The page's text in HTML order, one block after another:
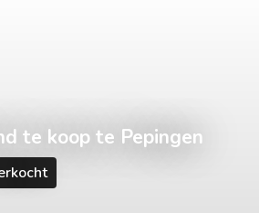
te koop te Pepingen